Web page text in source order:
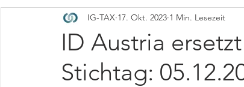
Internationales Steuerrecht Rechnungslegung/
Kapitalertragsteuer Nachhaltigkeit
ID Austria
Stichtag:
IG-TAX 17. Okt. 2023 1 Min. Lesezeit